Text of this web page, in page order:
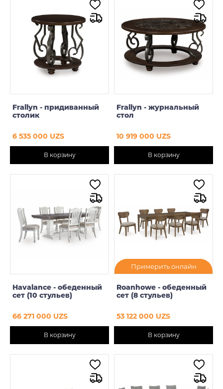
Frallyn - придиванный
столик
6 535 000 UZS
В корзину
Frallyn - журнальный
стол
10 919 000 UZS
В корзину
Havalance - обеденный
сет (10 стульев)
66 271 000 UZS
В корзину
Примерить онлайн
Roanhowe - обеденный
сет (8 стульев)
53 122 000 UZS
В корзину